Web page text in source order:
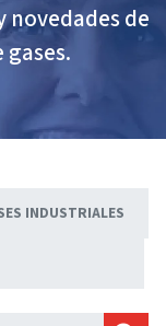
novedades de
INDUSTRIALES